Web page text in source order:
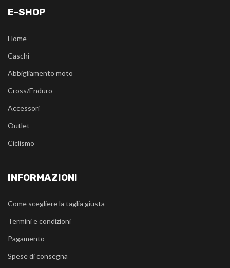
E-SHOP
Home
Caschi
Abbigliamento moto
Cross/Enduro
Accessori
Outlet
Ciclismo
INFORMAZIONI
Come scegliere la taglia giusta
Termini e condizioni
Pagamento
Spese di consegna